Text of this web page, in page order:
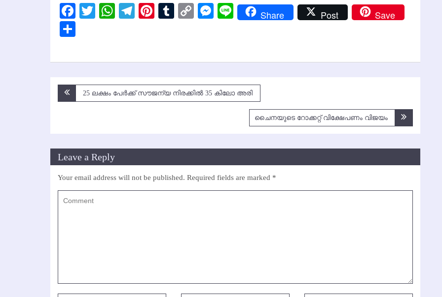
Facebook
TwitterWhatsApp
Telegram
Pinterest
Tumblr
CopyMessenger
LineShare Post Save
Post
25 ലക്ഷം പേര്‍ക്ക് സൗജന്യ നിരക്കില്‍ 35 കിലോ അരി
ചൈനയുടെ റോക്കറ്റ് വിക്ഷേപണം വിജയം
Leave a Reply
Your email address will not be published. Required fields are marked *